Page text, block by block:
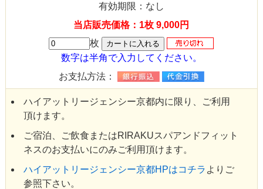
有効期限：なし
当店販売価格：1枚 9,000円
枚
数字は半角で入力してください。
お支払方法：
ハイアットリージェンシー京都内に限り、ご利用
頂けます。
ご宿泊、ご飲食またはRIRAKUスパアンドフィット
ネスのお支払いにのみご利用頂けます。
ハイアットリージェンシー京都HPはコチラ よりご
参照下さい。